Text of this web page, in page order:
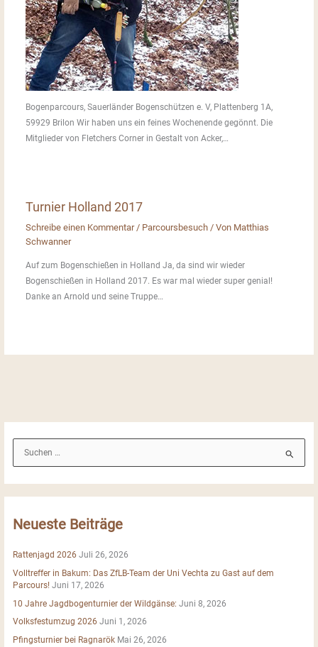
Bogenparcours, Sauerländer Bogenschützen e. V, Plattenberg 1A,
59929 Brilon Wir haben uns ein feines Wochenende gegönnt. Die
Mitglieder von Fletchers Corner in Gestalt von Acker,…
Turnier Holland 2017
Schreibe einen Kommentar / Parcoursbesuch / Von Matthias
Schwanner
Auf zum Bogenschießen in Holland Ja, da sind wir wieder
Bogenschießen in Holland 2017. Es war mal wieder super genial!
Danke an Arnold und seine Truppe…
h
n
a
c
Neueste Beiträge
Rattenjagd 2026 Juli 26, 2026
Volltreffer in Bakum: Das ZfLB-Team der Uni Vechta zu Gast auf dem
Parcours! Juni 17, 2026
10 Jahre Jagdbogenturnier der Wildgänse: Juni 8, 2026
Volksfestumzug 2026 Juni 1, 2026
Pfingsturnier bei Ragnarök Mai 26, 2026